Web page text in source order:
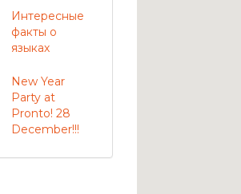
Интересные
факты о
языках
New Year
Party at
Pronto! 28
December!!!